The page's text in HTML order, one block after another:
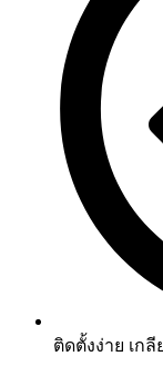
ติดตั้งง่าย เก